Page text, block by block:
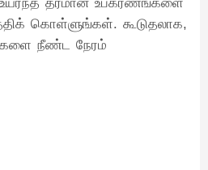
கொள்ளுங்கள். கூடுதலாக,
நீண்ட நேரம்